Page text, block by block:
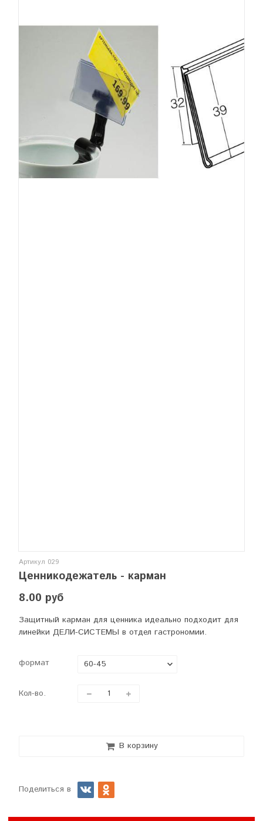
Артикул 029
Ценникодежатель - карман
8.00 руб
Защитный карман для ценника идеально подходит для
линейки ДЕЛИ-СИСТЕМЫ в отдел гастрономии.
формат
Кол-во.
В корзину
Поделиться в